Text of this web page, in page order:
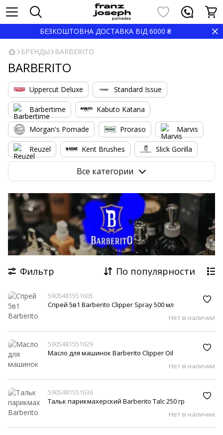
БЕЗКОШТОВНА ДОСТАВКА ВІД 6000 ₴
БРЕНДЫ BARBERITO
BARBERITO
Uppercut Deluxe Standard Issue
Barbertime Kabuto Katana
Morgan's Pomade Proraso Marvis
Reuzel Kent Brushes Slick Gorilla
Marmara
Barbicide High Top Capes YOPE
Hawkins & Brimble American Crew
Dapper Dan Floid Derby
Comair
Все категории
Фильтр По популярности
5905481551605
Спрей 5в1 Barberito Clipper Spray 500 мл
Нет в наличии
5905481551629
Масло для машинок Barberito Clipper Oil
Нет в наличии
5905481551636
Тальк парикмахерский Barberito Talc 250 гр
Нет в наличии